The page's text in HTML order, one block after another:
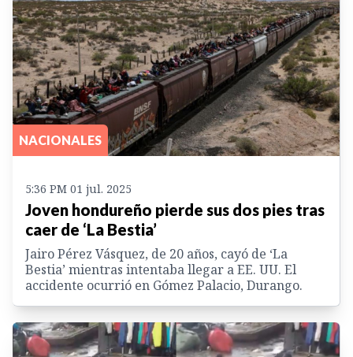
NACIONALES
5:36 PM 01 jul. 2025
Joven hondureño pierde sus dos pies tras
caer de ‘La Bestia’
Jairo Pérez Vásquez, de 20 años, cayó de ‘La
Bestia’ mientras intentaba llegar a EE. UU. El
accidente ocurrió en Gómez Palacio, Durango.